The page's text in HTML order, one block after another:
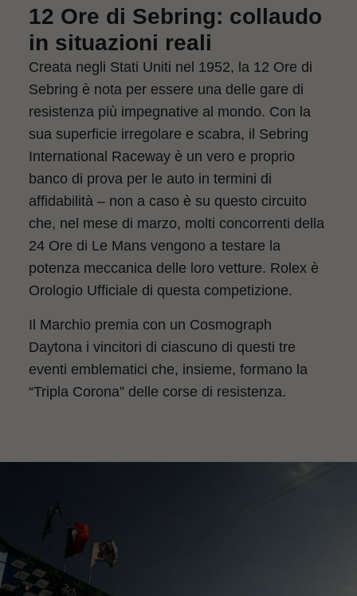
12 Ore di Sebring: collaudo
in situazioni reali
Creata negli Stati Uniti nel 1952, la 12 Ore di
Sebring è nota per essere una delle gare di
resistenza più impegnative al mondo. Con la
sua superficie irregolare e scabra, il Sebring
International Raceway è un vero e proprio
banco di prova per le auto in termini di
affidabilità – non a caso è su questo circuito
che, nel mese di marzo, molti concorrenti della
24 Ore di Le Mans vengono a testare la
potenza meccanica delle loro vetture. Rolex è
Orologio Ufficiale di questa competizione.
Il Marchio premia con un Cosmograph
Daytona i vincitori di ciascuno di questi tre
eventi emblematici che, insieme, formano la
“Tripla Corona” delle corse di resistenza.